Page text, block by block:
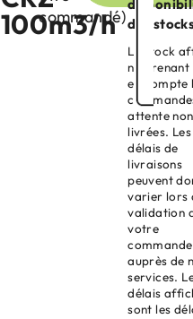
100m3/h
commandé)des
Le stock
ne prenant
en compte
attente non
livrées. Les
délais de
livraisons
peuvent
varier lors
validation
votre
commande
auprès de
services.
délais
sont les